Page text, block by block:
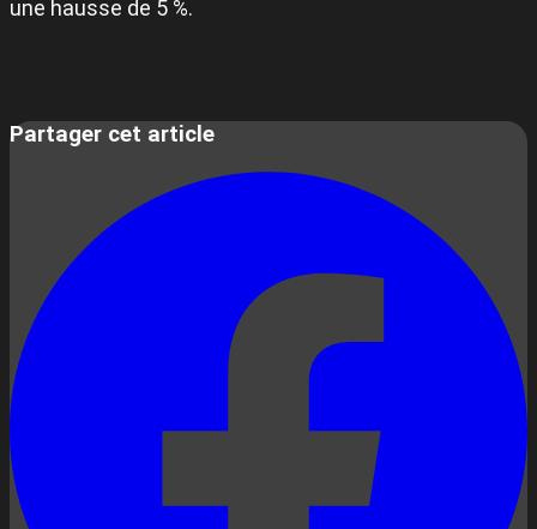
une hausse de 5 %.
Partager cet article